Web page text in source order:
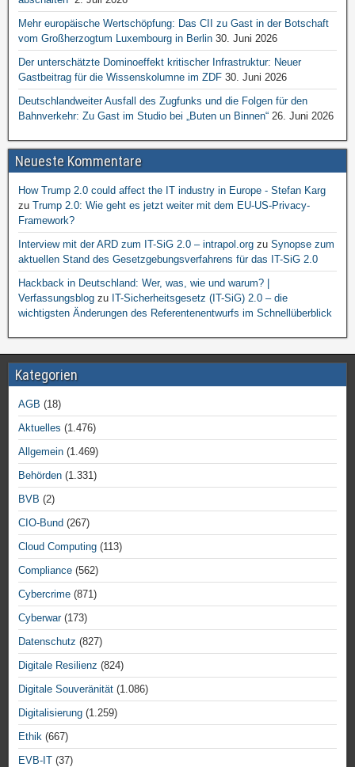
Mehr europäische Wertschöpfung: Das CII zu Gast in der Botschaft
vom Großherzogtum Luxembourg in Berlin 30. Juni 2026
Der unterschätzte Dominoeffekt kritischer Infrastruktur: Neuer
Gastbeitrag für die Wissenskolumne im ZDF 30. Juni 2026
Deutschlandweiter Ausfall des Zugfunks und die Folgen für den
Bahnverkehr: Zu Gast im Studio bei „Buten un Binnen“ 26. Juni 2026
Neueste Kommentare
How Trump 2.0 could affect the IT industry in Europe - Stefan Karg
zu Trump 2.0: Wie geht es jetzt weiter mit dem EU-US-Privacy-
Framework?
Interview mit der ARD zum IT-SiG 2.0 – intrapol.org zu Synopse zum
aktuellen Stand des Gesetzgebungsverfahrens für das IT-SiG 2.0
Hackback in Deutschland: Wer, was, wie und warum? |
Verfassungsblog zu IT-Sicherheitsgesetz (IT-SiG) 2.0 – die
wichtigsten Änderungen des Referentenentwurfs im Schnellüberblick
Kategorien
AGB (18)
Aktuelles (1.476)
Allgemein (1.469)
Behörden (1.331)
BVB (2)
CIO-Bund (267)
Cloud Computing (113)
Compliance (562)
Cybercrime (871)
Cyberwar(173)
Datenschutz (827)
Digitale Resilienz (824)
Digitale Souveränität (1.086)
Digitalisierung (1.259)
Ethik (667)
EVB-IT (37)